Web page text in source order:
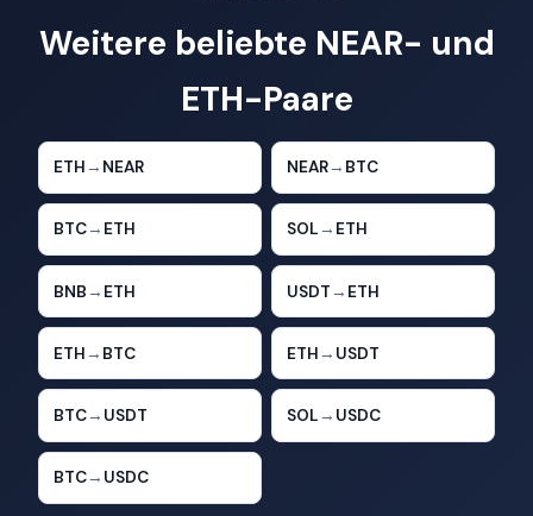
Weitere beliebte NEAR- und
ETH-Paare
ETH → NEAR NEAR→ BTC
BTC→ ETH SOL → ETH
BNB → ETH USDT → ETH
ETH → BTC ETH → USDT
BTC→ USDT SOL → USDC
BTC→ USDC